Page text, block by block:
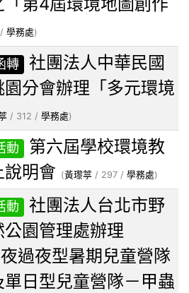
第4屆環境地圖創作
學務處)
轉
社團法人中華民國
分會辦理「多元環境
/ 312 / 學務處)
動
第六屆學校環境教
說明會 (黃瓈葶 / 297 / 學務處)
動
社團法人台北市野
園管理處辦理
過夜型暑期兒童營隊
日型兒童營隊－甲蟲